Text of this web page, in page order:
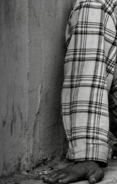
EN SAVOIR PLUS
INTERNATIONAL- Publié
5 années de guerre
A l’occasion du 5ème
soutiennent les projets
EN SAVOIR PLUS